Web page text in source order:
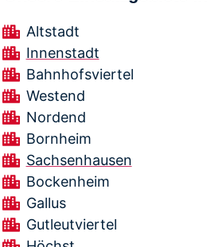
Altstadt
Innenstadt
Bahnhofsviertel
Westend
Nordend
Bornheim
Sachsenhausen
Bockenheim
Gallus
Gutleutviertel